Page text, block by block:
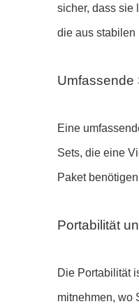
sicher, dass sie
die aus stabilen
Umfassende
Eine
Sets, die eine
Paket
Portabilität
Die Portabilität
mitnehmen, wo